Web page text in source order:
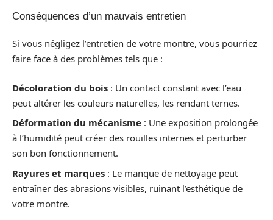
Conséquences d’un mauvais entretien
Si vous négligez l’entretien de votre montre, vous pourriez
faire face à des problèmes tels que :
Décoloration du bois : Un contact constant avec l’eau
peut altérer les couleurs naturelles, les rendant ternes.
Déformation du mécanisme : Une exposition prolongée
à l’humidité peut créer des rouilles internes et perturber
son bon fonctionnement.
Rayures et marques : Le manque de nettoyage peut
entraîner des abrasions visibles, ruinant l’esthétique de
votre montre.